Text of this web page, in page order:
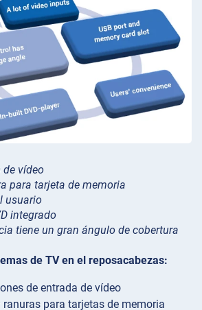
vídeo
para tarjeta de memoria
usuario
integrado
tiene un gran ángulo de cobertura
de TV en el reposacabezas:
de entrada de vídeo
ranuras para tarjetas de memoria